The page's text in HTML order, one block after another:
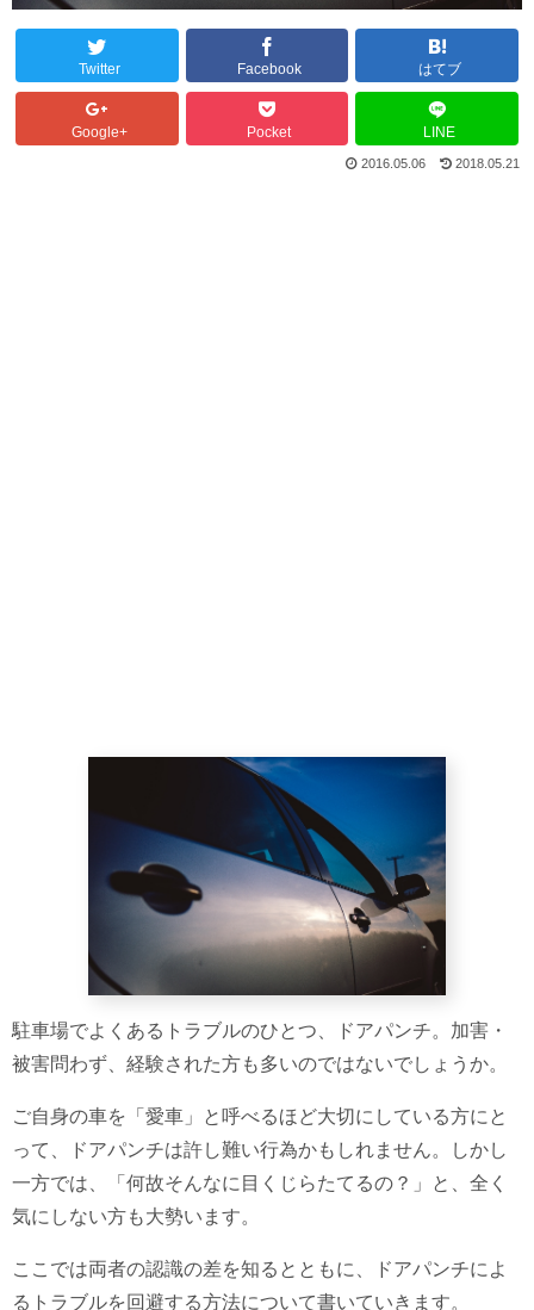
Twitter Facebook はてブ
Google+ Pocket LINE
2016.05.06 2018.05.21
駐車場でよくあるトラブルのひとつ、ドアパンチ。加害・
被害問わず、経験された方も多いのではないでしょうか。
ご自身の車を「愛車」と呼べるほど大切にしている方にと
って、ドアパンチは許し難い行為かもしれません。しかし
一方では、「何故そんなに目くじらたてるの？」と、全く
気にしない方も大勢います。
ここでは両者の認識の差を知るとともに、ドアパンチによ
るトラブルを回避する方法について書いていきます。